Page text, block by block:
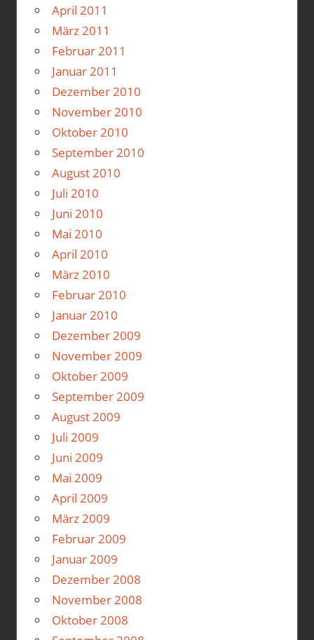
April 2011
März 2011
Februar 2011
Januar 2011
Dezember 2010
November 2010
Oktober 2010
September 2010
August 2010
Juli 2010
Juni 2010
Mai 2010
April 2010
März 2010
Februar 2010
Januar 2010
Dezember 2009
November 2009
Oktober 2009
September 2009
August 2009
Juli 2009
Juni 2009
Mai 2009
April 2009
März 2009
Februar 2009
Januar 2009
Dezember 2008
November 2008
Oktober 2008